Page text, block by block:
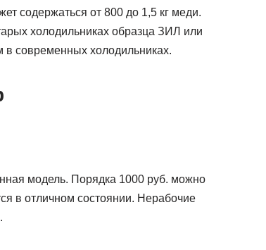
содержаться от 800 до 1,5 кг меди.
холодильниках образца ЗИЛ или
современных холодильниках.
модель. Порядка 1000 руб. можно
в отличном состоянии. Нерабочие